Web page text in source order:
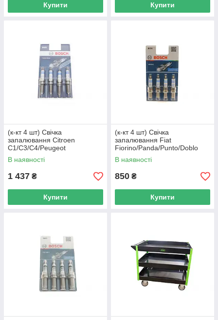
Купити Купити
(к-кт 4 шт) Свічка
запалювання Citroen
C1/C3/C4/Peugeot
108/2008/301/308/Toyota
Aygo 1.0/1. 0 242 129 806
В наявності
1 437 ₴
Купити
(к-кт 4 шт) Свічка
запалювання Fiat
Fiorino/Panda/Punto/Doblo
1.2/1.4i 97- BOSCH 0 242 135
801 UA62
В наявності
850 ₴
Купити